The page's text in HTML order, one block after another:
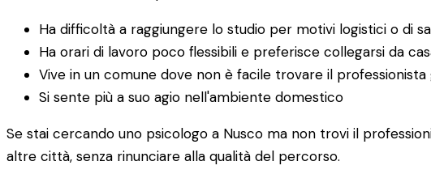
Ha difficoltà a raggiungere lo studio per motivi logistici o di
Ha orari di lavoro poco flessibili e preferisce collegarsi da
Vive in un comune dove non è facile trovare il professionista
Si sente più a suo agio nell'ambiente domestico
Se stai cercando uno psicologo a Nusco ma non trovi il
altre città, senza rinunciare alla qualità del percorso.